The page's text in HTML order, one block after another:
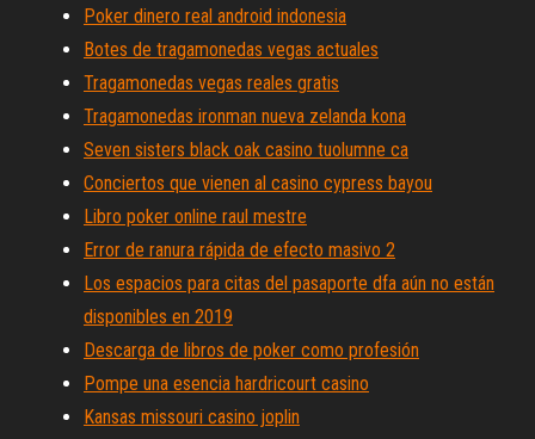
Poker dinero real android indonesia
Botes de tragamonedas vegas actuales
Tragamonedas vegas reales gratis
Tragamonedas ironman nueva zelanda kona
Seven sisters black oak casino tuolumne ca
Conciertos que vienen al casino cypress bayou
Libro poker online raul mestre
Error de ranura rápida de efecto masivo 2
Los espacios para citas del pasaporte dfa aún no están
disponibles en 2019
Descarga de libros de poker como profesión
Pompe una esencia hardricourt casino
Kansas missouri casino joplin